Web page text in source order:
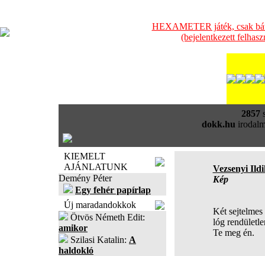
HEXAMETER játék, csak
(bejelentkezett
2857
dokk.hu
KIEMELT
AJÁNLATUNK
Demény Péter
Egy fehér papírlap
Új maradandokkok
Ötvös Németh Edit:
amikor
Szilasi Katalin: A
haldokló
Vezsenyi
Kép
Két
lóg
Te meg én.